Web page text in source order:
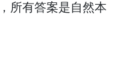
所有答案是自然本